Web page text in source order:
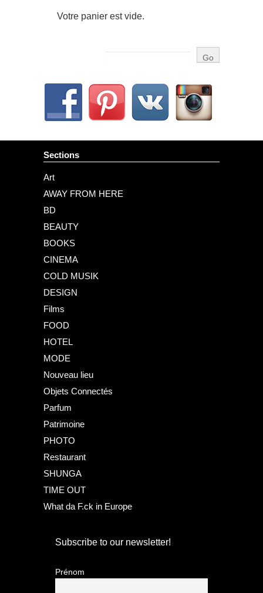
Votre panier est vide.
Sections
Art
AWAY FROM HERE
BD
BEAUTY
BOOKS
CINEMA
COLD MUSIK
DESIGN
Films
FOOD
HOTEL
MODE
Nouveau lieu
Objets Connectés
Parfum
Patrimoine
PHOTO
Restaurant
SHUNGA
TIME OUT
What da F.ck in Europe
Subscribe to our newsletter!
Prénom